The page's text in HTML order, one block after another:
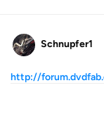
Schnupfer1
http://